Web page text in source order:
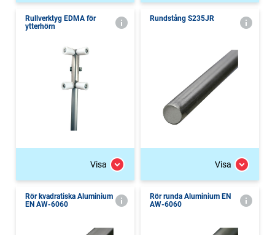
Rullverktyg EDMA för
ytterhörn
Visa
Rundstång S235JR
Visa
Rör kvadratiska Aluminium
EN AW-6060
Rör runda Aluminium EN
AW-6060